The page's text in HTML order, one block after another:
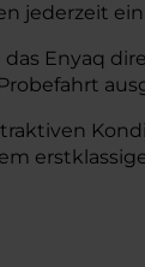
jederzeit
Enyaq